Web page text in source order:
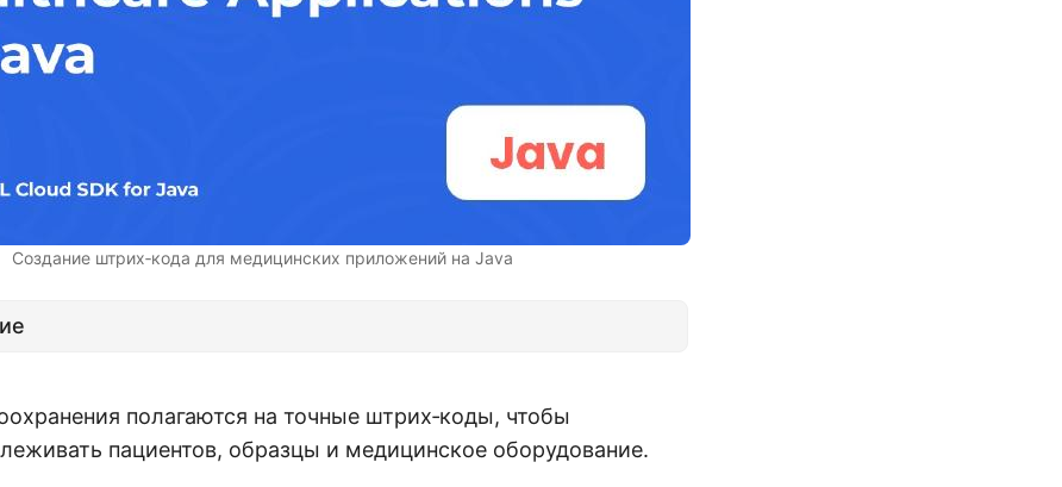
Создание штрих‑кода для медицинских приложений на Java
полагаются на точные штрих‑коды, чтобы
пациентов, образцы и медицинское оборудование.